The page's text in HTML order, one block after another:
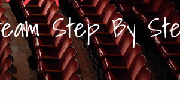
Step By